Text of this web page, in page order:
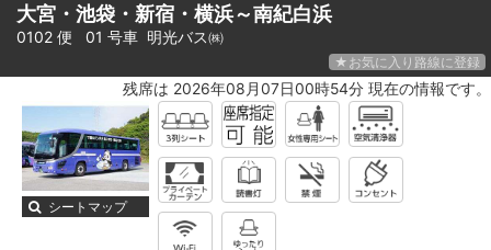
大宮・池袋・新宿・横浜～南紀白浜
0102 便 01 号車 明光バス㈱
★お気に入り路線に登録
残席は 2026年08月07日00時54分 現在の情報です。
シートマップ